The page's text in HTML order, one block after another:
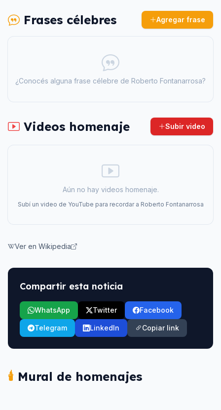
Frases célebres Agregar frase
¿Conocés alguna frase célebre de Roberto Fontanarrosa?
Videos homenaje Subir video
Aún no hay videos homenaje.
Subí un video de YouTube para recordar a Roberto Fontanarrosa
Ver en Wikipedia
Compartir esta noticia
WhatsApp Twitter Facebook
Telegram LinkedIn Copiar link
🕯️ Mural de homenajes